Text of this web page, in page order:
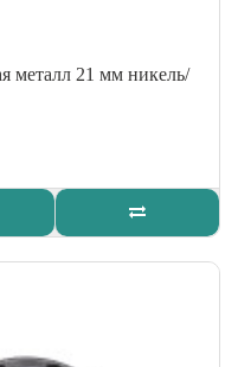
металл 21 мм никель/